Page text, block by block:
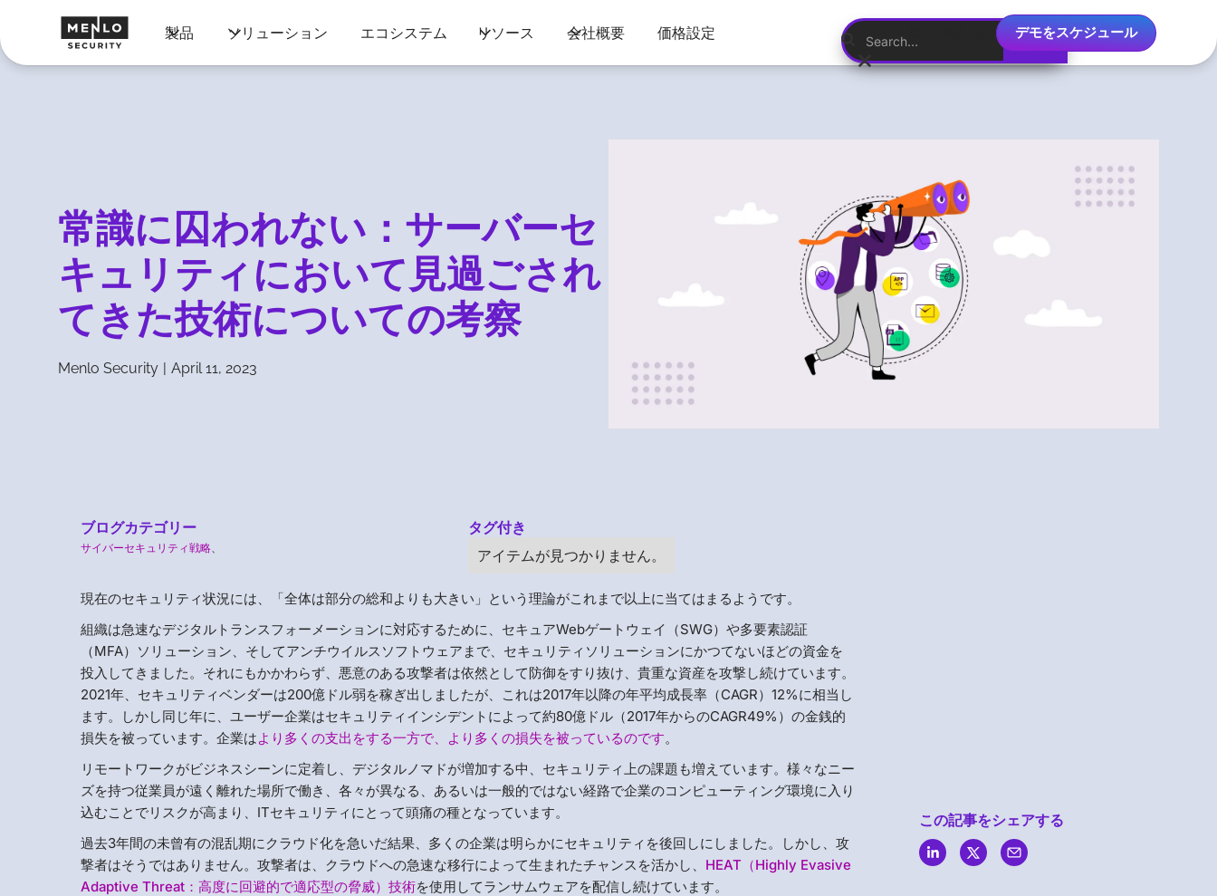
製品 ソリューション エコシステム リソース 会社概要 価格設定 デモをスケジュール
常識に囚われない：サーバーセ
キュリティにおいて見過ごされ
てきた技術についての考察
Menlo Security | April 11, 2023
ブログカテゴリー
サイバーセキュリティ戦略
タグ付き
アイテムが見つかりません。
現在のセキュリティ状況には、「全体は部分の総和よりも大きい」という理論がこれまで以上に当てはまるようです。
組織は急速なデジタルトランスフォーメーションに対応するために、セキュアWebゲートウェイ（SWG）や多要素認証
（MFA）ソリューション、そしてアンチウイルスソフトウェアまで、セキュリティソリューションにかつてないほどの資金を
投入してきました。それにもかかわらず、悪意のある攻撃者は依然として防御をすり抜け、貴重な資産を攻撃し続けています。
2021年、セキュリティベンダーは200億ドル弱を稼ぎ出しましたが、これは2017年以降の年平均成長率（CAGR）12%に相当し
ます。しかし同じ年に、ユーザー企業はセキュリティインシデントによって約80億ドル（2017年からのCAGR49%）の金銭的
損失を被っています。企業はより多くの支出をする一方で、より多くの損失を被っているのです。
リモートワークがビジネスシーンに定着し、デジタルノマドが増加する中、セキュリティ上の課題も増えています。様々なニー
ズを持つ従業員が遠く離れた場所で働き、各々が異なる、あるいは一般的ではない経路で企業のコンピューティング環境に入り
込むことでリスクが高まり、ITセキュリティにとって頭痛の種となっています。
過去3年間の未曾有の混乱期にクラウド化を急いだ結果、多くの企業は明らかにセキュリティを後回しにしました。しかし、攻
撃者はそうではありません。攻撃者は、クラウドへの急速な移行によって生まれたチャンスを活かし、 HEAT（Highly Evasive
Adaptive Threat：高度に回避的で適応型の脅威）技術を使用してランサムウェアを配信し続けています。
この記事をシェアする